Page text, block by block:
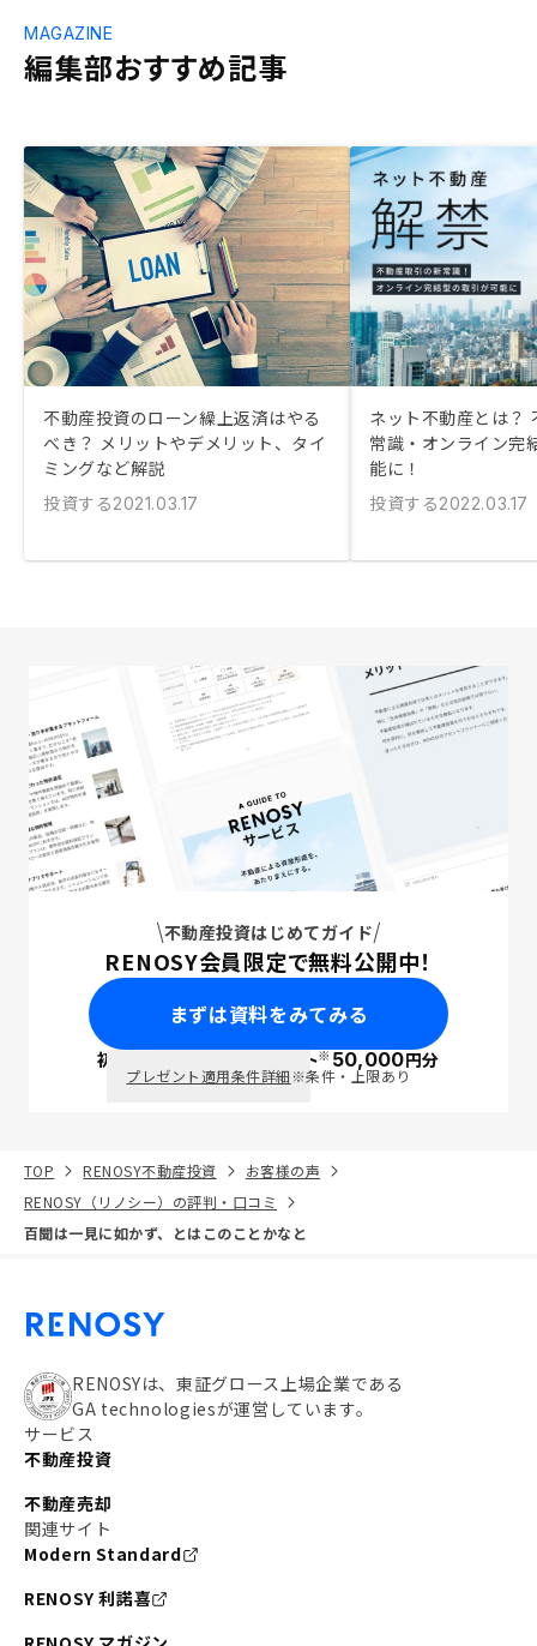
編集部おすすめ記事
MAGAZINE
不動産投資のローン繰上返済はやる
べき？ メリットやデメリット、タイ
ミングなど解説
投資する2021.03.17
ネット不動産とは？
常識・オンライン完
能に！
投資する2022.03.17
不動産投資はじめてガイド
RENOSY会員限定で無料公開中！
まずは資料をみてみる
初回面談で ポイント※50,000円分
プレゼント適用条件詳細※条件・上限あり
TOP RENOSY不動産投資
お客様の声
RENOSY（リノシー）の評判・口コミ
百聞は一見に如かず、とはこのことかなと
RENOSYは、東証グロース上場企業である
GA technologiesが運営しています。
サービス
不動産投資
不動産売却
関連サイト
Modern Standard
RENOSY 利諾喜